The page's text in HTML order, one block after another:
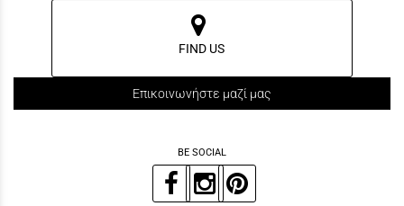
FIND US
Επικοινωνήστε μαζί μας
BE SOCIAL